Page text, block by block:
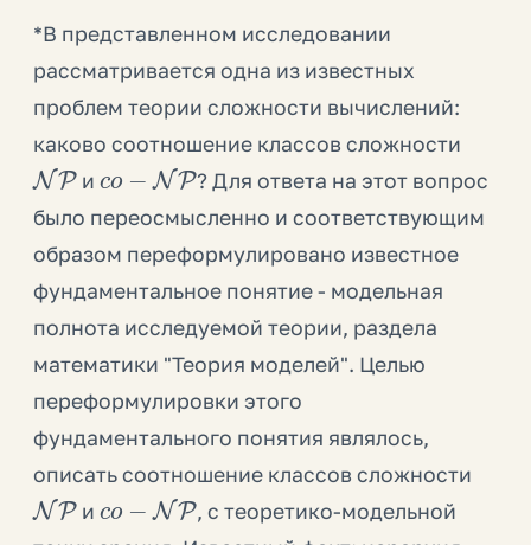
*В представленном исследовании
рассматривается одна из известных
проблем теории сложности вычислений:
каково соотношение классов сложности
NP
и
NP
? Для ответа на этот вопрос
было переосмысленно и соответствующим
образом переформулировано известное
фундаментальное понятие - модельная
полнота исследуемой теории, раздела
математики "Теория моделей". Целью
переформулировки этого
фундаментального понятия являлось,
описать соотношение классов сложности
NP
и
NP
, с теоретико-модельной